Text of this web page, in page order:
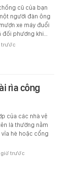
cũ của bạn
người đàn ông
xe máy đuổi
đối phương khi…
trước
rìa công
của các nhà vệ
là thường nằm
hè hoặc cổng
giờ trước